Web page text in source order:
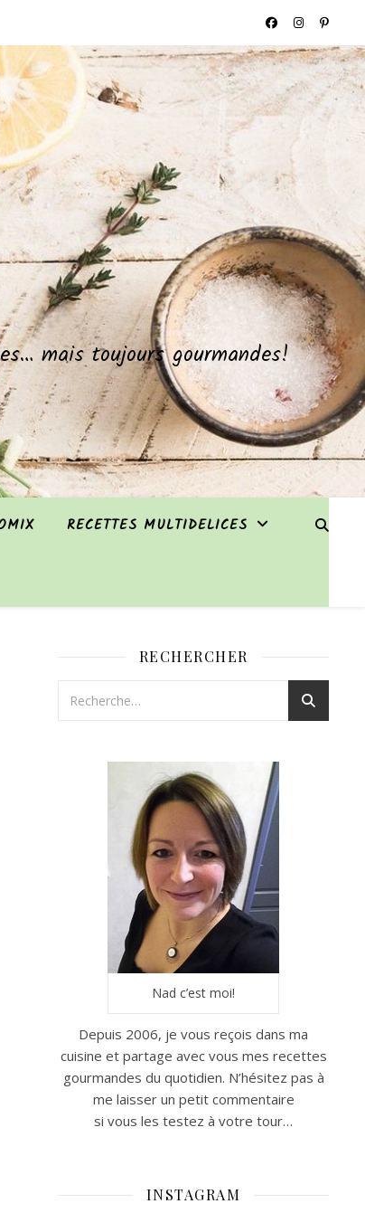
mais toujours gourmandes!
RECETTES MULTIDELICES
RECHERCHER
Nad c’est moi!
Depuis 2006, je vous reçois dans ma
cuisine et partage avec vous mes recettes
gourmandes du quotidien. N’hésitez pas à
me laisser un petit commentaire
si vous les testez à votre tour…
INSTAGRAM